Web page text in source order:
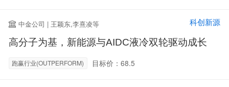
中金公司 | 王颖东,李熹凌等 科创新源
高分子为基，新能源与AIDC液冷双轮驱动成长
跑赢行业(OUTPERFORM) 目标价：68.5